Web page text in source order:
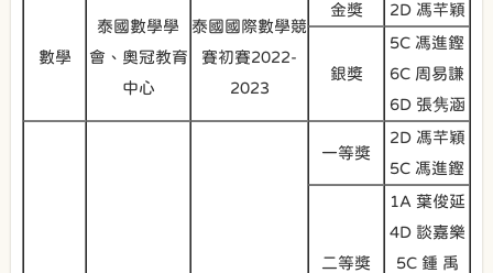
數學
泰國數學學
會、奧冠教育
中心
泰國國際數學競
賽初賽2022-
2023
金獎 2D 馮芊穎
銀奬
5C 馮進鏗
6C 周易謙
6D 張隽涵
一等獎
2D 馮芊穎
5C 馮進鏗
二等獎
1A 葉俊延
4D 談嘉樂
5C 鍾 禹